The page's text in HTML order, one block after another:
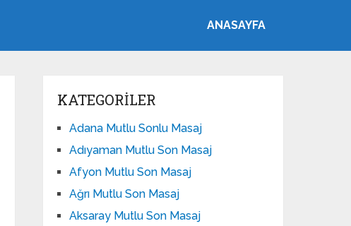
ANASAYFA
KATEGORILER
Adana Mutlu Sonlu Masaj
Adıyaman Mutlu Son Masaj
Afyon Mutlu Son Masaj
Ağrı Mutlu Son Masaj
Aksaray Mutlu Son Masaj